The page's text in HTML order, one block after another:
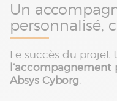
Un
personnalisé,
Le succès du projet
l’accompagnement
Absys Cyborg.